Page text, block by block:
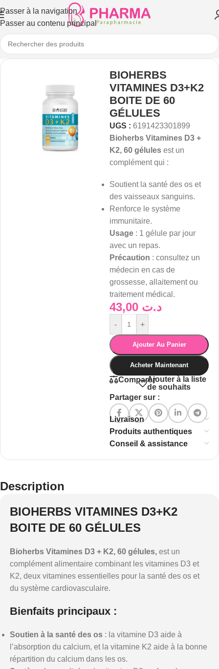
Passer à la navigation
Passer au contenu principal
BIOHERBS
VITAMINES D3+K2
BOITE DE 60
GÉLULES
UGS : 6191423301899
Bioherbs Vitamines D3 +
K2, 60 gélules est un
complément qui :
Soutient la santé des os et
des vaisseaux sanguins.
Renforce le système
immunitaire.
Usage : 1 gélule par jour
avec un repas.
Précaution : consultez un
médecin en cas de
grossesse, allaitement ou
traitement médical.
د.ت
- +
Ajouter Au Panier
Acheter Maintenant
ComparerAjouter à la liste
de souhaits
Partager sur :
Livraison
Produits authentiques
Conseil & assistance
Description
BIOHERBS VITAMINES D3+K2
BOITE DE 60 GÉLULES
Bioherbs Vitamines D3 + K2, 60 gélules, est un
complément alimentaire combinant les vitamines D3 et
K2, deux vitamines essentielles pour la santé des os et
du système cardiovasculaire.
Bienfaits principaux :
Soutien à la santé des os : la vitamine D3 aide à
l’absorption du calcium, et la vitamine K2 aide à la bonne
répartition du calcium dans les os.